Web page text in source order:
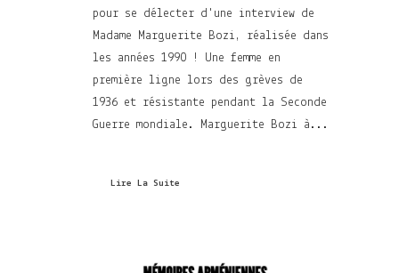
pour se délecter d'une interview de
Madame Marguerite Bozi, réalisée dans
les années 1990 ! Une femme en
première ligne lors des grèves de
1936 et résistante pendant la Seconde
Guerre mondiale. Marguerite Bozi à...
Lire La Suite